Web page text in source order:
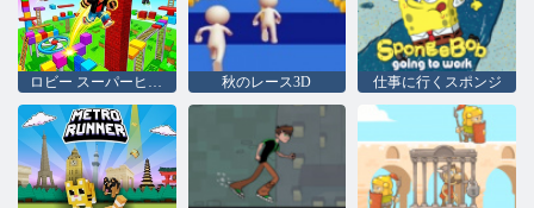
秋のレース3D 仕事に行くスポンジ